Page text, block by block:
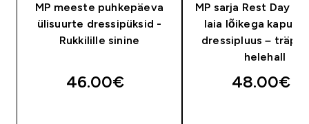
MP meeste puhkepäeva
ülisuurte dressipüksid -
Rukkilille sinine
46.00€‎
MP sarja Rest Day
laia lõikega
dressipluus –
helehall
48.00€‎